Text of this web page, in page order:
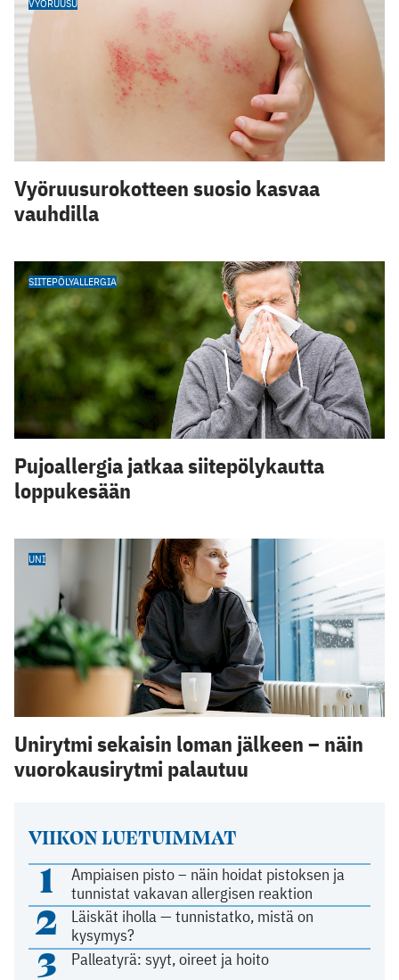
VIIKON LUETUIMMAT
1
Ampiaisen pisto – näin hoidat pistoksen ja
tunnistat vakavan allergisen reaktion
2
Läiskät iholla — tunnistatko, mistä on
kysymys?
3 Palleatyrä: syyt, oireet ja hoito
VYÖRUUSU
Vyöruusurokotteen suosio kasvaa
vauhdilla
SIITEPÖLYALLERGIA
Pujoallergia jatkaa siitepölykautta
loppukesään
UNI
Unirytmi sekaisin loman jälkeen – näin
vuorokausirytmi palautuu